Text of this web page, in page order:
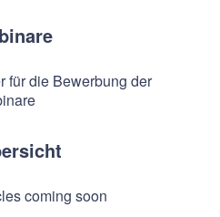
für die Bewerbung der
coming soon